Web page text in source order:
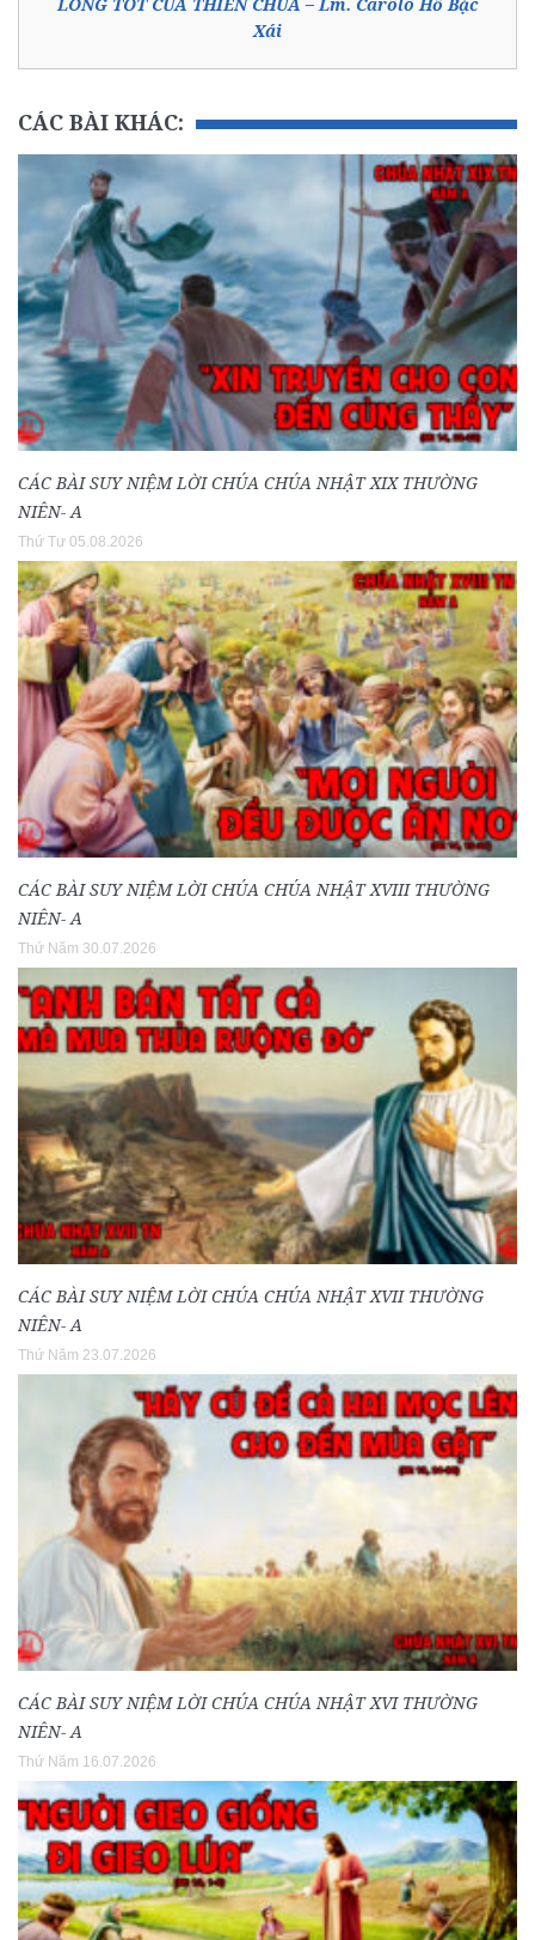
Xái
CÁC BÀI KHÁC:
CÁC BÀI SUY NIỆM LỜI CHÚA CHÚA NHẬT XIX THƯỜNG
NIÊN- A
Thứ Tư 05.08.2026
CÁC BÀI SUY NIỆM LỜI CHÚA CHÚA NHẬT XVIII THƯỜNG
NIÊN- A
Thứ Năm 30.07.2026
CÁC BÀI SUY NIỆM LỜI CHÚA CHÚA NHẬT XVII THƯỜNG
NIÊN- A
Thứ Năm 23.07.2026
CÁC BÀI SUY NIỆM LỜI CHÚA CHÚA NHẬT XVI THƯỜNG
NIÊN- A
Thứ Năm 16.07.2026